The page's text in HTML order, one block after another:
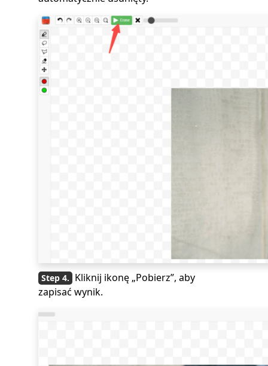
Kliknij ikonę „Pobierz”, aby
zapisać wynik.